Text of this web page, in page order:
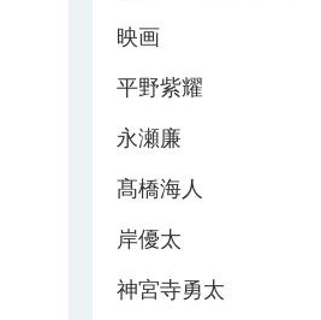
映画
平野紫耀
永瀬廉
髙橋海人
岸優太
神宮寺勇太